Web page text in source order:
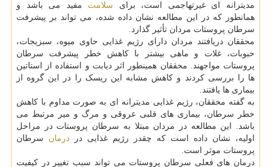
مدیترانه ای غیرتهاجمی است، برای سلامت مفید می باشد و
همانطور که در این مطالعه نشان داده شده، می تواند بر پیشرفت
سرطان پروستات مردان تأثیر گذارد.
محققان دریافتند مردان دارای رژیم غذایی حاوی میوه، سبزیجات،
حبوبات، غلات و ماهی بیشتر با کاهش خطر پیشرفت سرطان
پروستات مواجهند. محققان همینطور اثر دیابت و استفاده از استاتین
ها را بررسی کردند و کاهش مشابه این ریسک را در این گروه از
بیماری ها یافتند.
به گفته محققان، رژیم غذایی مدیترانه ای به صورت مداوم با کاهش
خطر سرطان، بیماری های قلبی عروقی و مرگ و میر مرتبط می
باشد. این مطالعه در مردان مبتلا به سرطان پروستات در مراحل
اولیه، نشان داده است که چقدر رژیم غذایی در درمان سرطان
پروستات موثر است.
درمان های فعلی سرطان پروستات می تواند سبب تغییر در کیفیت